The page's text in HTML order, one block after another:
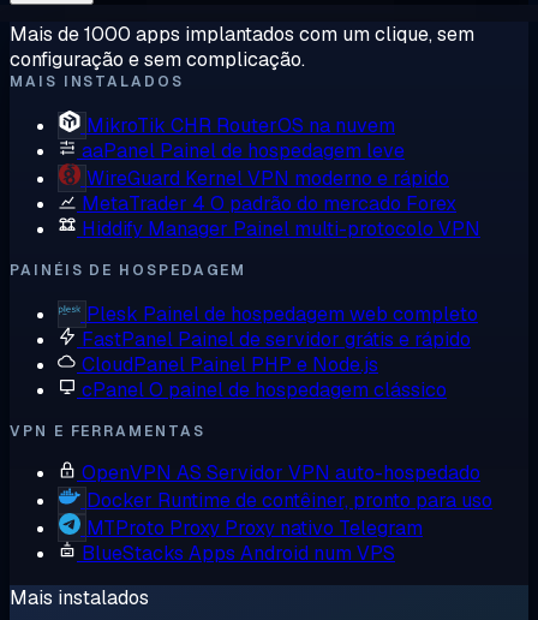
Mais de 1000 apps implantados com um clique, sem
configuração e sem complicação.
MAIS INSTALADOS
MikroTik CHR RouterOS na nuvem
aaPanel Painel de hospedagem leve
WireGuard Kernel VPN moderno e rápido
MetaTrader 4 O padrão do mercado Forex
Hiddify Manager Painel multi-protocolo VPN
PAINÉIS DE HOSPEDAGEM
Plesk Painel de hospedagem web completo
FastPanel Painel de servidor grátis e rápido
CloudPanel Painel PHP e Node.js
cPanelO painel de hospedagem clássico
VPN E FERRAMENTAS
OpenVPN AS Servidor VPN auto-hospedado
Docker Runtime de contêiner, pronto para uso
MTProto Proxy Proxy nativo Telegram
BlueStacks Apps Android num VPS
Mais instalados